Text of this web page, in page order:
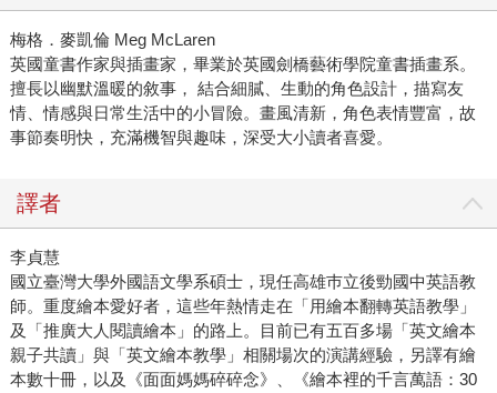
梅格．麥凱倫 Meg McLaren
英國童書作家與插畫家，畢業於英國劍橋藝術學院童書插畫系。
擅長以幽默溫暖的敘事， 結合細膩、生動的角色設計，描寫友
情、情感與日常生活中的小冒險。畫風清新，角色表情豐富，故
事節奏明快，充滿機智與趣味，深受大小讀者喜愛。
譯者
李貞慧
國立臺灣大學外國語文學系碩士，現任高雄巿立後勁國中英語教
師。重度繪本愛好者，這些年熱情走在「用繪本翻轉英語教學」
及「推廣大人閱讀繪本」的路上。目前已有五百多場「英文繪本
親子共讀」與「英文繪本教學」相關場次的演講經驗，另譯有繪
本數十冊，以及《面面媽媽碎碎念》、《繪本裡的千言萬語：30